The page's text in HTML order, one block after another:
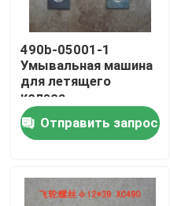
Домой
Видеозаписи
490b-05001-1
Умывальная машина
для летящего
колеса
Отправить запрос